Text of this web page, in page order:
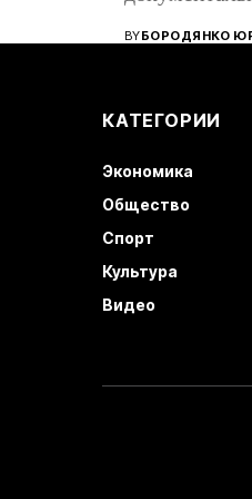
Від того,
BYБОРОДЯНКО
КАТЕГОРИИ
Экономика
Общество
Спорт
Культура
Видео